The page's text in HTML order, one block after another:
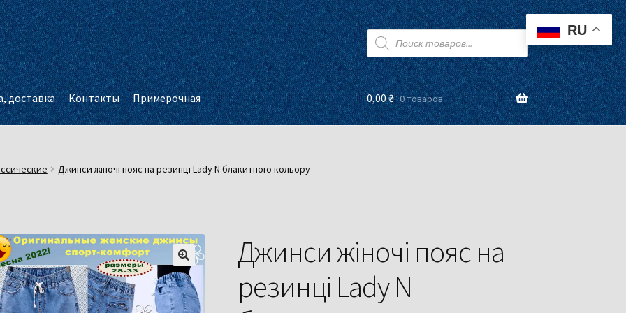
Поиск
товаров
доставка Контакты Примерочная 0,00₴ 0 товаров
Джинси жіночі пояс на резинці Lady N блакитного кольору
Джинси жіночі пояс на
резинці Lady N
RU